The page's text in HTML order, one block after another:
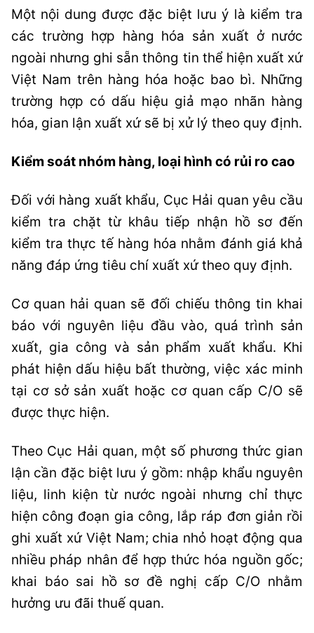
Một nội dung được đặc biệt lưu ý là kiểm tra
các trường hợp hàng hóa sản xuất ở nước
ngoài nhưng ghi sẵn thông tin thể hiện xuất xứ
Việt Nam trên hàng hóa hoặc bao bì. Những
trường hợp có dấu hiệu giả mạo nhãn hàng
hóa, gian lận xuất xứ sẽ bị xử lý theo quy định.
Kiểm soát nhóm hàng, loại hình có rủi ro cao
Đối với hàng xuất khẩu, Cục Hải quan yêu cầu
kiểm tra chặt từ khâu tiếp nhận hồ sơ đến
kiểm tra thực tế hàng hóa nhằm đánh giá khả
năng đáp ứng tiêu chí xuất xứ theo quy định.
Cơ quan hải quan sẽ đối chiếu thông tin khai
báo với nguyên liệu đầu vào, quá trình sản
xuất, gia công và sản phẩm xuất khẩu. Khi
phát hiện dấu hiệu bất thường, việc xác minh
tại cơ sở sản xuất hoặc cơ quan cấp C/O sẽ
được thực hiện.
Theo Cục Hải quan, một số phương thức gian
lận cần đặc biệt lưu ý gồm: nhập khẩu nguyên
liệu, linh kiện từ nước ngoài nhưng chỉ thực
hiện công đoạn gia công, lắp ráp đơn giản rồi
ghi xuất xứ Việt Nam; chia nhỏ hoạt động qua
nhiều pháp nhân để hợp thức hóa nguồn gốc;
khai báo sai hồ sơ đề nghị cấp C/O nhằm
hưởng ưu đãi thuế quan.